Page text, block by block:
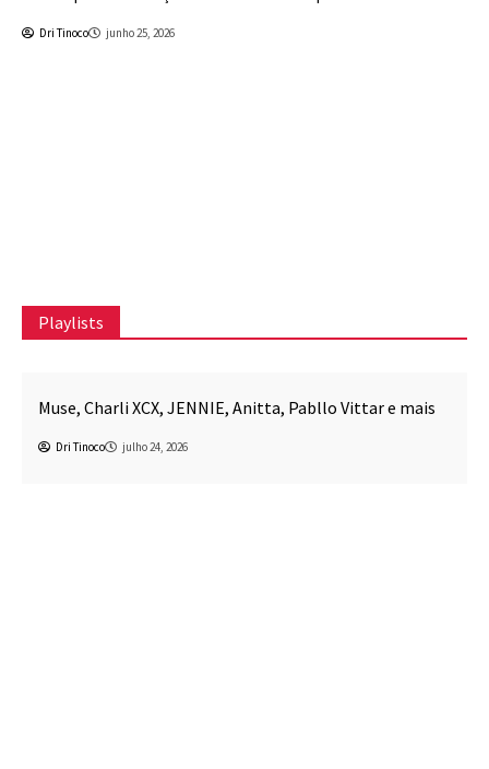
Dri Tinoco junho 25, 2026
Playlists
Muse, Charli XCX, JENNIE, Anitta, Pabllo Vittar e mais
Dri Tinoco julho 24, 2026